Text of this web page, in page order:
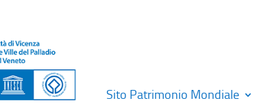
Sito Patrimonio Mondiale